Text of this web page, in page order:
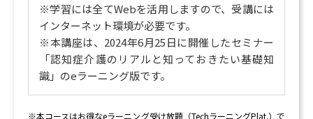
離れて介護することのメリット・デメリット 【別居介
護】
離れて暮らす親の家の火事が心配 【防火対策】
認知症の親を自然災害からどう守るか 【防災対策】
ゴミ屋敷化する前に、親の家を片づける 【親家片】
正月やお盆を避けて介護する3つの理由 【ハイシーズ
ンの介護のデメリット】
※学習には全てWebを活用しますので、 受講には
インターネット環境が必要です。
※本講座は、2024年6月25日に開催したセミナー
「認知症介護のリアルと知っておきたい基礎知
識」のeラーニング版です。
※本コースはお得なeラーニング受け放題（TechラーニングPlat.）で